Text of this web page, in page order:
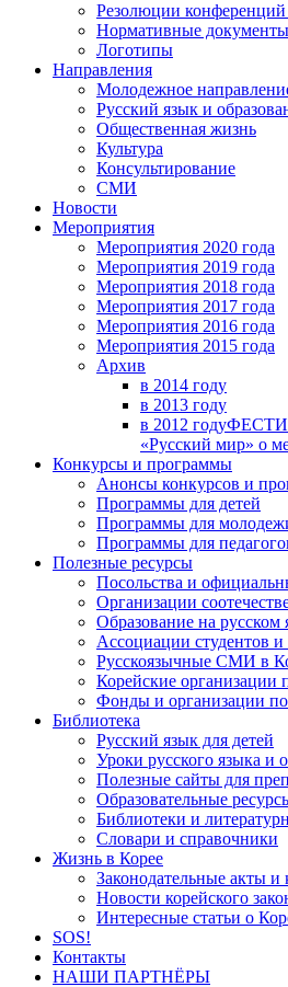
Резолюции
Нормативные документы
Логотипы
Направления
Молодежное
Русский язык и
Общественная жизнь
Культура
Консультирование
СМИ
Новости
Мероприятия
Мероприятия 2020 года
Мероприятия 2019 года
Мероприятия 2018 годa
Мероприятия 2017 года
Мероприятия 2016 года
Мероприятия 2015 года
Архив
в 2014 году
в 2013 году
в 2012 году
«Русский мир» о
Конкурсы и программы
Анонсы конкурсов и
Программы для детей
Программы для
Программы для
Полезные ресурсы
Посольства и
Организации
Образование на русском
Ассоциации студентов
Русскоязычные СМИ в
Корейские организации
Фонды и организации
Библиотека
Русский язык для детей
Уроки русского языка и
Полезные сайты для
Образовательные
Библиотеки и
Словари и справочники
Жизнь в Корее
Законодательные акты и
Новости корейского
Интересные статьи о
SOS!
Контакты
НАШИ ПАРТНЁРЫ